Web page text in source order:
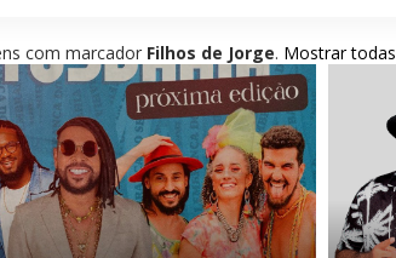
com marcador Filhos de Jorge. Mostrar